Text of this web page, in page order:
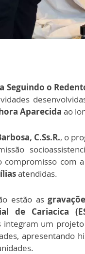
Seguindo o
Aparecida ao
C.Ss.R., o
compromisso com
atendidas.
estão as
de Cariacica
integram um
apresentando